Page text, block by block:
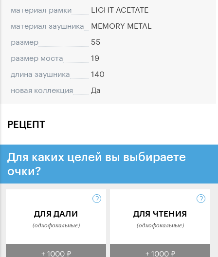
материал рамки
LIGHT ACETATE
материал заушника
MEMORY METAL
размер
55
размер моста
19
длина заушника
140
новая коллекция
Да
РЕЦЕПТ
Для каких целей вы выбираете
очки?
ДЛЯ ДАЛИ
(однофокальные)
+ 1000 ₽
ДЛЯ ЧТЕНИЯ
(однофокальные)
+ 1000 ₽